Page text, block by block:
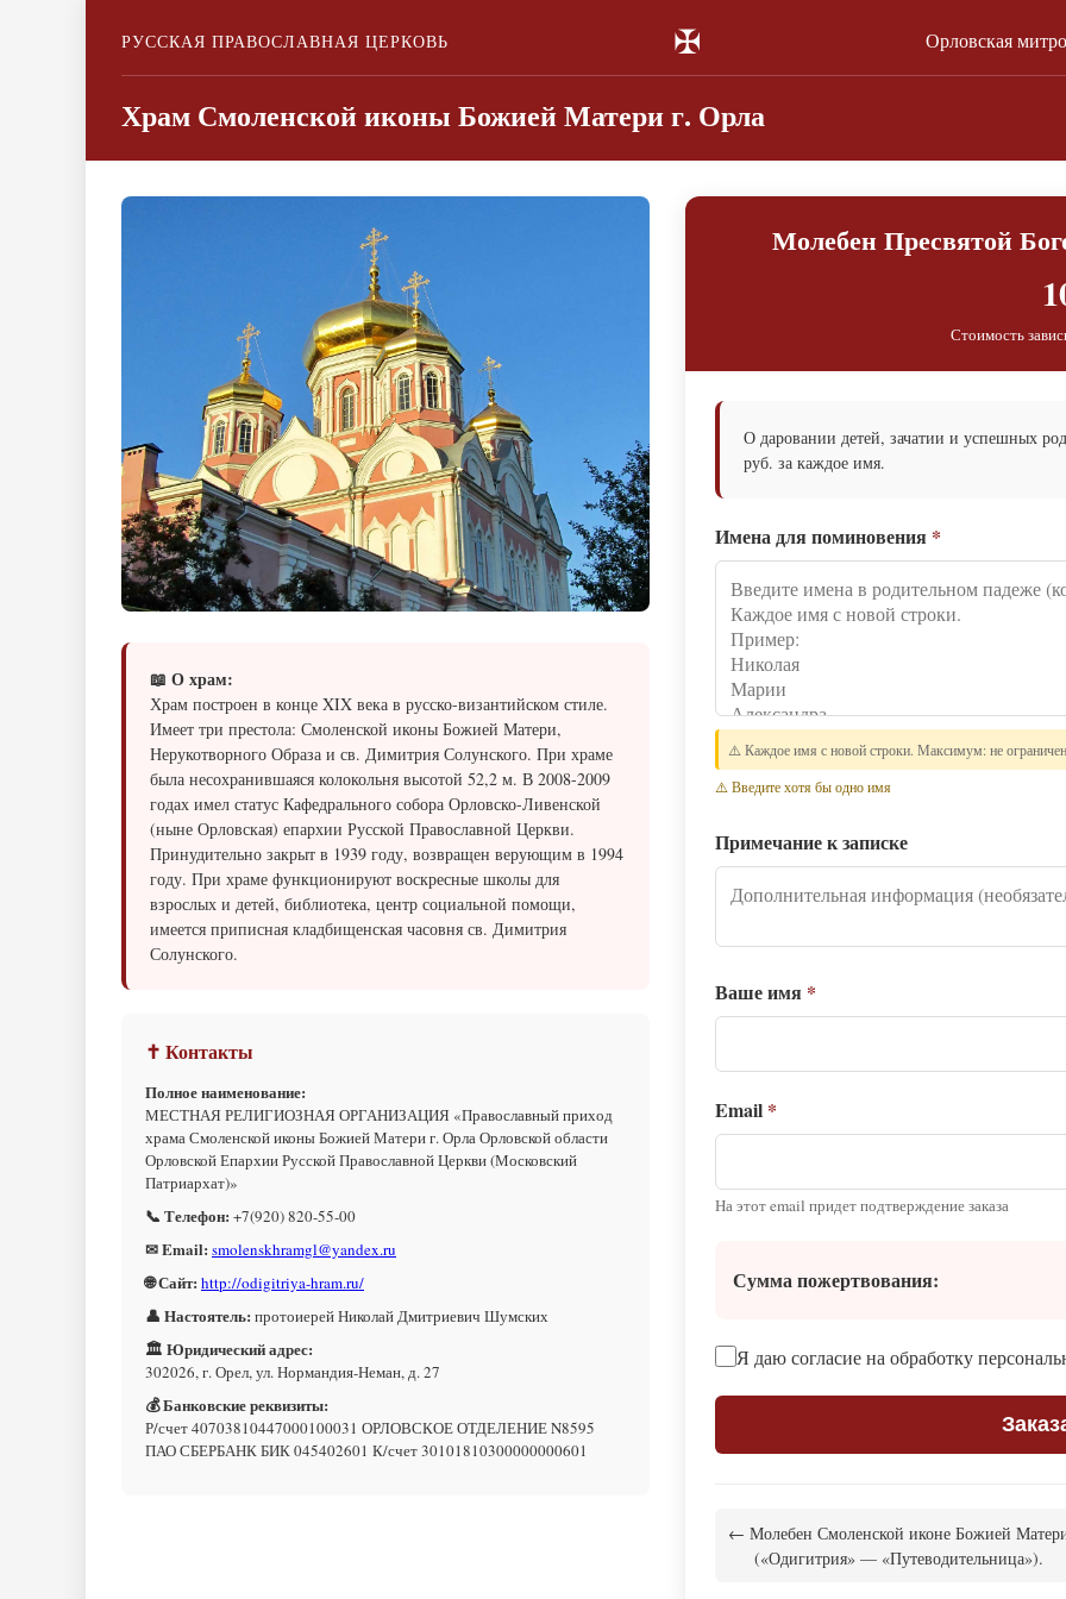
РУССКАЯ ПРАВОСЛАВНАЯ ЦЕРКОВЬ ✠ Орловская
Храм Смоленской иконы Божией Матери г. Орла
📖 О храм:
Храм построен в конце XIX века в русско-византийском стиле.
Имеет три престола: Смоленской иконы Божией Матери,
Нерукотворного Образа и св. Димитрия Солунского. При храме
была несохранившаяся колокольня высотой 52,2 м. В 2008-2009
годах имел статус Кафедрального собора Орловско-Ливенской
(ныне Орловская) епархии Русской Православной Церкви.
Принудительно закрыт в 1939 году, возвращен верующим в 1994
году. При храме функционируют воскресные школы для
взрослых и детей, библиотека, центр социальной помощи,
имеется приписная кладбищенская часовня св. Димитрия
Солунского.
✝ Контакты
Полное наименование:
МЕСТНАЯ РЕЛИГИОЗНАЯ ОРГАНИЗАЦИЯ «Православный приход
храма Смоленской иконы Божией Матери г. Орла Орловской области
Орловской Епархии Русской Православной Церкви (Московский
Патриархат)»
📞 Телефон: +7(920) 820-55-00
✉ Email: smolenskhramgl@yandex.ru
🌐 Сайт: http://odigitriya-hram.ru/
👤 Настоятель: протоиерей Николай Дмитриевич Шумских
🏛 Юридический адрес:
302026, г. Орел, ул. Нормандия-Неман, д. 27
💰 Банковские реквизиты:
Р/счет 40703810447000100031 ОРЛОВСКОЕ ОТДЕЛЕНИЕ N8595
ПАО СБЕРБАНК БИК 045402601 К/счет 30101810300000000601
Молебен Пресвятой
Стоимость
О даровании детей, зачатии и успешных
руб. за каждое имя.
Имена для поминовения *
⚠️ Каждое имя с новой строки. Максимум: не
⚠️ Введите хотя бы одно имя
Примечание к записке
Ваше имя *
Email *
На этот email придет подтверждение заказа
Сумма пожертвования:
Я даю согласие на обработку
← Молебен Смоленской иконе Божией
(«Одигитрия» — «Путеводительница»).